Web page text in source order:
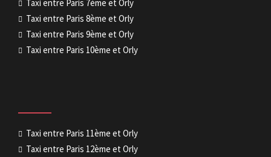
Taxi entre Paris 7ème et Orly
Taxi entre Paris 8ème et Orly
Taxi entre Paris 9ème et Orly
Taxi entre Paris 10ème et Orly
Taxi entre Paris 11ème et Orly
Taxi entre Paris 12ème et Orly